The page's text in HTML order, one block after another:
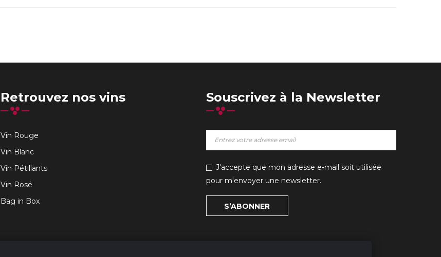
Retrouvez nos vins
Vin Rouge
Vin Blanc
Vin Pétillants
Vin Rosé
Bag in Box
Souscrivez à la Newsletter
J'accepte que mon adresse e-mail soit utilisée
pour m'envoyer une newsletter.